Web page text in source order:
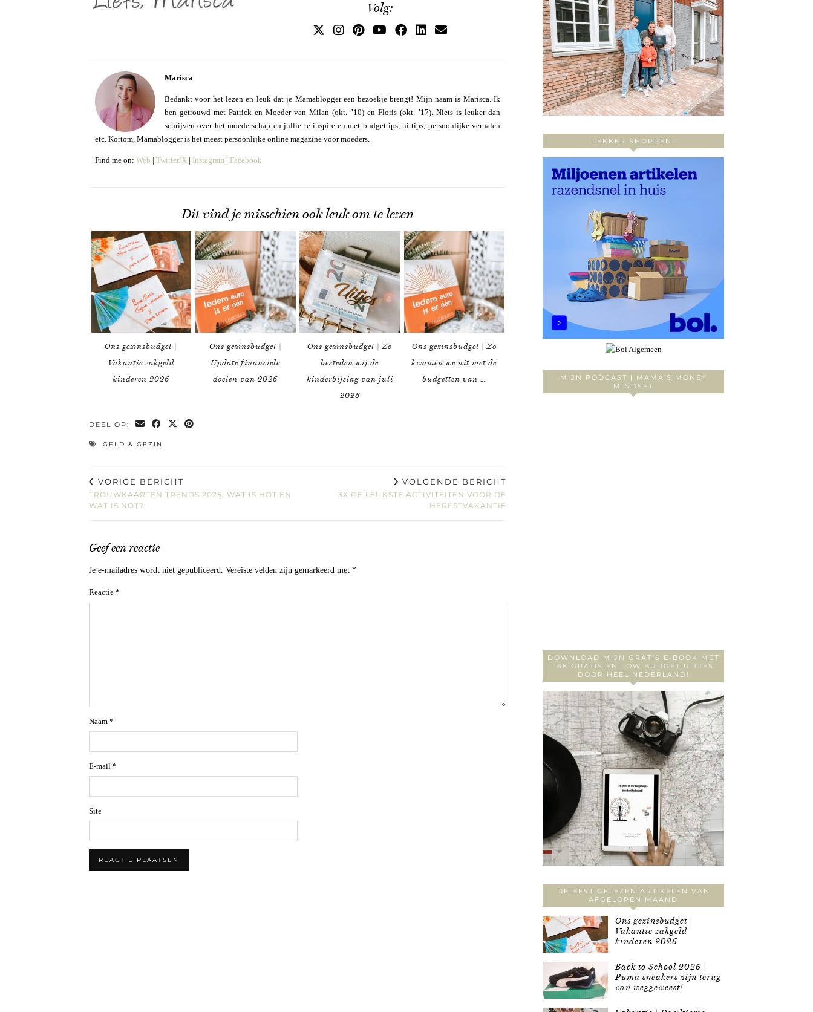
Volg:
Marisca
Bedankt voor het lezen en leuk dat je Mamablogger een bezoekje brengt! Mijn naam is Marisca. Ik
ben getrouwd met Patrick en Moeder van Milan (okt. ’10) en Floris (okt. ’17). Niets is leuker dan
schrijven over het moederschap en jullie te inspireren met budgettips, uittips, persoonlijke verhalen
etc. Kortom, Mamablogger is het meest persoonlijke online magazine voor moeders.
Find me on: Web | Twitter/X | Instagram | Facebook
Dit vind je misschien ook leuk om te lezen
Ons gezinsbudget |
Vakantie zakgeld
kinderen 2026
Ons gezinsbudget |
Update financiële
doelen van 2026
Ons gezinsbudget | Zo
besteden wij de
kinderbijslag van juli
2026
Ons gezinsbudget | Zo
kwamen we uit met de
budgetten van …
DEEL OP:
GELD & GEZIN
VORIGE BERICHT
TROUWKAARTEN TRENDS 2025: WAT IS HOT EN
WAT IS NOT?
VOLGENDE BERICHT
3X DE LEUKSTE ACTIVITEITEN VOOR DE
HERFSTVAKANTIE
Geef een reactie
Je e-mailadres wordt niet gepubliceerd. Vereiste velden zijn gemarkeerd met *
Reactie *
Naam *
E-mail *
Site
LEKKER SHOPPEN!
MIJN PODCAST | MAMA’S MONEY
MINDSET
DOWNLOAD MIJN GRATIS E-BOOK MET
168 GRATIS EN LOW BUDGET UITJES
DOOR HEEL NEDERLAND!
DE BEST GELEZEN ARTIKELEN VAN
AFGELOPEN MAAND
Ons gezinsbudget |
Vakantie zakgeld
kinderen 2026
Back to School 2026 |
Puma sneakers zijn terug
van weggeweest!